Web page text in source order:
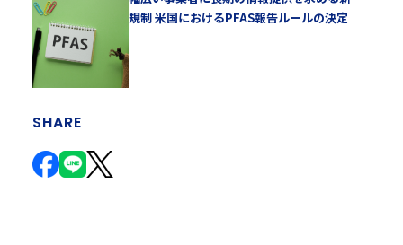
規制 米国におけるPFAS報告ルールの決定
SHARE